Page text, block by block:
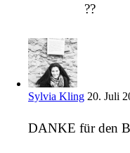
??
Sylvia Kling 20. Juli
DANKE für den